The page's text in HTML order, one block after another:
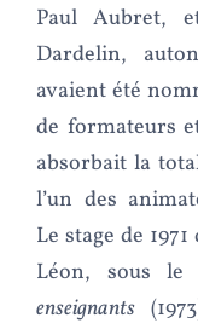
Paul Aubret,
Dardelin,
avaient été
de formateurs
absorbait la
l’un des
Le stage de
Léon, sous le
enseignants